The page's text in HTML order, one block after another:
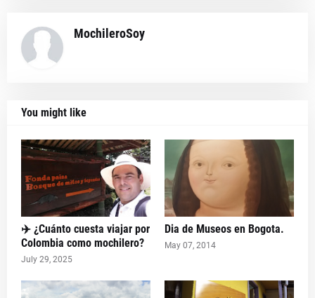
MochileroSoy
You might like
✈️ ¿Cuánto cuesta viajar por
Colombia como mochilero?
July 29, 2025
Dia de Museos en Bogota.
May 07, 2014